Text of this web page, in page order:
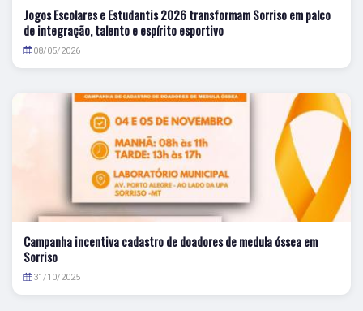
Jogos Escolares e Estudantis 2026 transformam Sorriso em palco
de integração, talento e espírito esportivo
08/05/2026
Campanha incentiva cadastro de doadores de medula óssea em
Sorriso
31/10/2025